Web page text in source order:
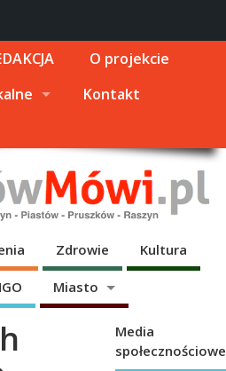
O projekcie
Kontakt
Zdrowie Kultura
Miasto
Media
społecznościowe